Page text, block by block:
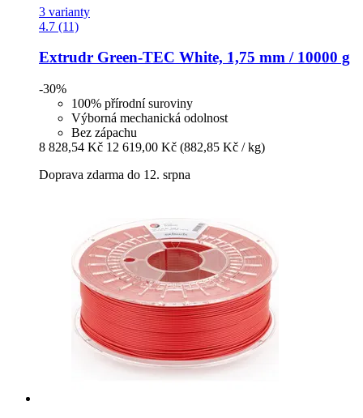
3 varianty
4.7 (11)
Extrudr Green-​TEC White, 1,75 mm / 10000 g
-30%
100% přírodní suroviny
Výborná mechanická odolnost
Bez zápachu
8 828,54 Kč 12 619,00 Kč (882,85 Kč / kg)
Doprava zdarma do 12. srpna